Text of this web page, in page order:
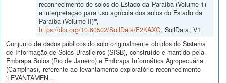
reconhecimento de solos do Estado da Paraíba (Volume 1)
e interpretação para uso agrícola dos solos do Estado da
Paraíba (Volume II)'",
https://doi.org/10.60502/SoilData/F2KAXG, SoilData, V1
Conjunto de dados públicos do solo originalmente obtidos do Sistema
de Informação de Solos Brasileiros (SISB), construído e mantido pela
Embrapa Solos (Rio de Janeiro) e Embrapa Informática Agropecuária
(Campinas), referente ao levantamento exploratório-reconhecimento
'LEVANTAMEN...